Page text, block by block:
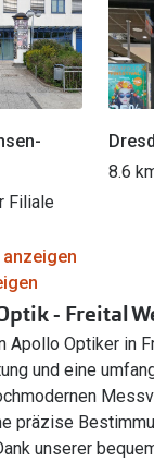
Filiale
8.6
- Freital
Apollo Optiker in
und eine
präzise
unserer